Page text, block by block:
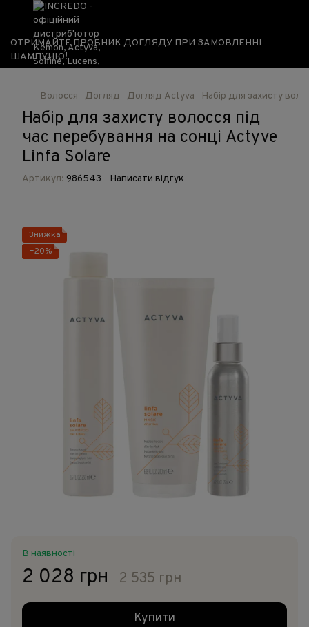
ОТРИМАЙТЕ ПРОБНИК ДОГЛЯДУ ПРИ ЗАМОВЛЕННІ
ШАМПУНЮ!
Волосся Догляд Догляд Actyva Набір для захисту
Набір для захисту волосся під
час перебування на сонці Actyve
Linfa Solare
Артикул: 986543 Написати відгук
Знижка
−20%
В наявності
2 028 грн 2 535 грн
Купити